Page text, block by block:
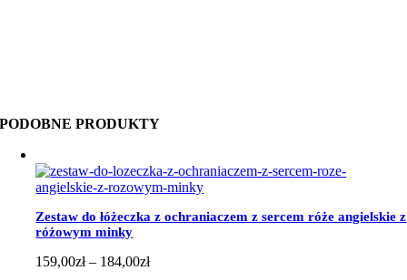
PODOBNE PRODUKTY
Zestaw do łóżeczka z ochraniaczem z sercem róże angielskie z
różowym minky
159,00zł – 184,00złZakres